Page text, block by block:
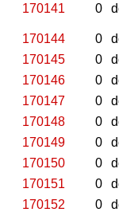
170141 0
170144
0
170145
0
170146
0
170147
0
170148
0
170149
0
170150
0
170151
0
170152
0